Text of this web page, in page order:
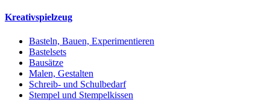
Kreativspielzeug
Basteln, Bauen, Experimentieren
Bastelsets
Bausätze
Malen, Gestalten
Schreib- und Schulbedarf
Stempel und Stempelkissen